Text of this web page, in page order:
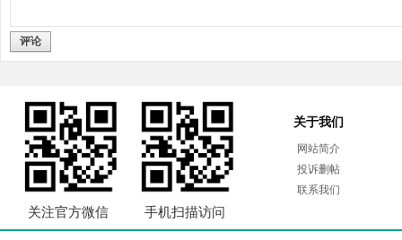
评论
关注官方微信 手机扫描访问
关于我们
网站简介
投诉删帖
联系我们